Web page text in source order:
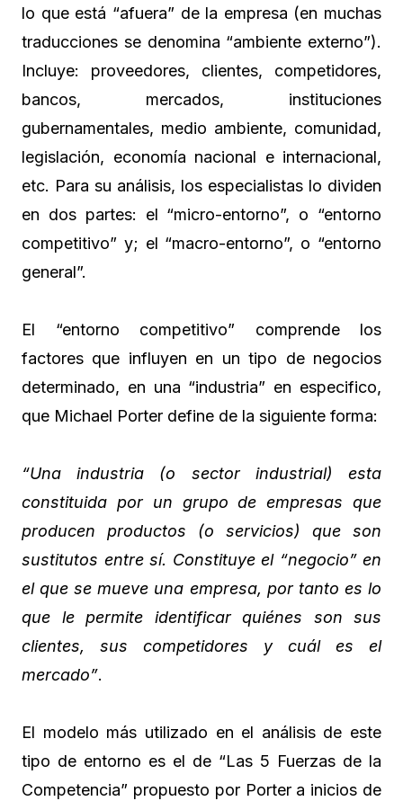
lo que está “afuera” de la empresa (en muchas
traducciones se denomina “ambiente externo”).
Incluye: proveedores, clientes, competidores,
bancos, mercados, instituciones
gubernamentales, medio ambiente, comunidad,
legislación, economía nacional e internacional,
etc. Para su análisis, los especialistas lo dividen
en dos partes: el “micro-entorno”, o “entorno
competitivo” y; el “macro-entorno”, o “entorno
general”.
El “entorno competitivo” comprende los
factores que influyen en un tipo de negocios
determinado, en una “industria” en especifico,
que Michael Porter define de la siguiente forma:
“Una industria (o sector industrial) esta
constituida por un grupo de empresas que
producen productos (o servicios) que son
sustitutos entre sí. Constituye el “negocio” en
el que se mueve una empresa, por tanto es lo
que le permite identificar quiénes son sus
clientes, sus competidores y cuál es el
mercado”.
El modelo más utilizado en el análisis de este
tipo de entorno es el de “Las 5 Fuerzas de la
Competencia” propuesto por Porter a inicios de